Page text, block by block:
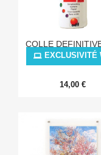
COLLE
14,00 €
EXCLUSIVITÉ